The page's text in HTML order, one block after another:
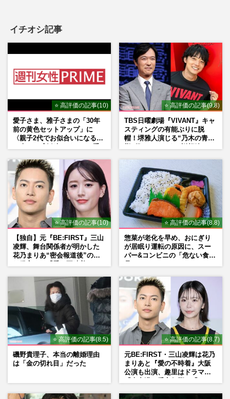
イチオシ記事
⭐ 高評価の記事(10)
愛子さま、雅子さまの「30年
前の黄色セットアップ」に
〈親子2代でお似合いになる〉
⭐ 高評価の記事(9.8)
TBS日曜劇場『VIVANT』キャ
スティングの有能ぶりに脱
帽！堺雅人演じる“乃木の青年
⭐ 高評価の記事(10)
【独自】元『BE:FIRST』三山
凌輝、舞台関係者が明かした
花乃まりあ“密会報道後”の呆
⭐ 高評価の記事(8.8)
惣菜が老化を早め、おにぎり
が居眠り運転の原因に、スー
パー&コンビニの「危ない食
⭐ 高評価の記事(8.5)
磯野貴理子、本当の離婚理由
は「金の切れ目」だった
⭐ 高評価の記事(8.7)
元BE:FIRST・三山凌輝は花乃
まりあと『愛の不時着』大阪
公演も出演、趣里はドラマ